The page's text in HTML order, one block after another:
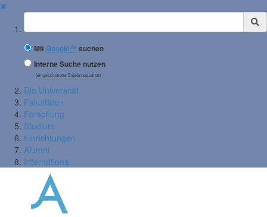
✖
Suchbegriff
MitGoogle™ suchen
Interne Suche nutzen
(eingeschränkte Ergebnisqualität)
Die Universität
Fakultäten
Forschung
Studium
Einrichtungen
Alumni
International